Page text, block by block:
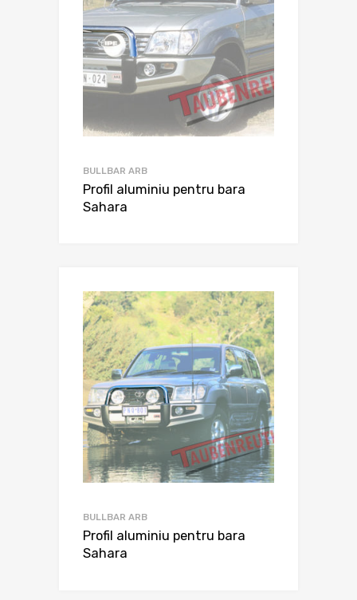
BULLBAR ARB
Profil aluminiu pentru bara
Sahara
BULLBAR ARB
Profil aluminiu pentru bara
Sahara